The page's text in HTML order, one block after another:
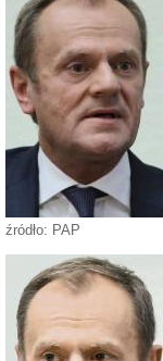
źródło: PAP